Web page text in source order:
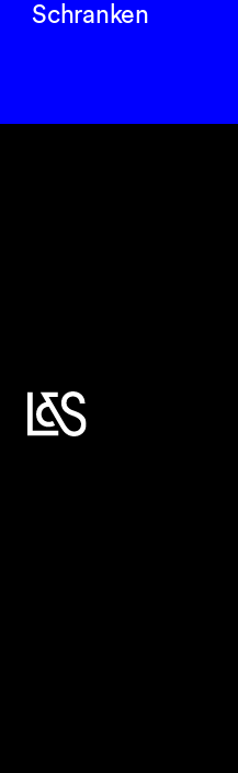
Schranken